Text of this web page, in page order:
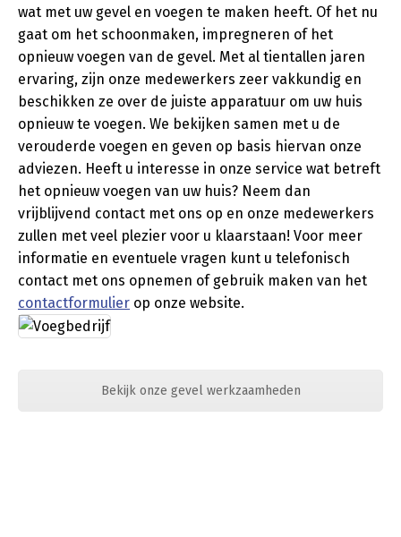
wat met uw gevel en voegen te maken heeft. Of het nu
gaat om het schoonmaken, impregneren of het
opnieuw voegen van de gevel. Met al tientallen jaren
ervaring, zijn onze medewerkers zeer vakkundig en
beschikken ze over de juiste apparatuur om uw huis
opnieuw te voegen. We bekijken samen met u de
verouderde voegen en geven op basis hiervan onze
adviezen. Heeft u interesse in onze service wat betreft
het opnieuw voegen van uw huis? Neem dan
vrijblijvend contact met ons op en onze medewerkers
zullen met veel plezier voor u klaarstaan! Voor meer
informatie en eventuele vragen kunt u telefonisch
contact met ons opnemen of gebruik maken van het
contactformulier op onze website.
Bekijk onze gevel werkzaamheden